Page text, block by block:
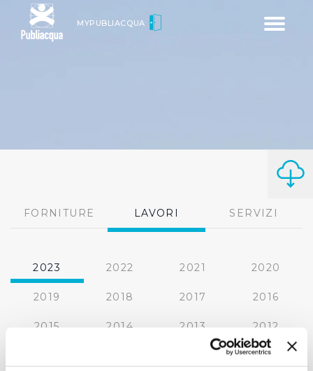
Toggle
MYPUBLIACQUA
FORNITURE LAVORI SERVIZI
2023 2022 2021 2020
2019 2018 2017 2016
2015 2014 2013 2012
2008